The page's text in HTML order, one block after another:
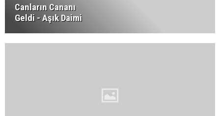
Canların Cananı
Geldi - Aşık Daimi